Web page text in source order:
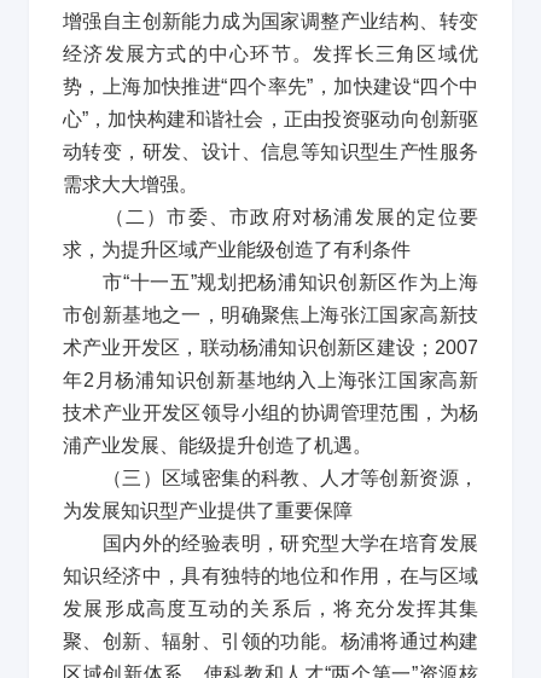
增强自主创新能力成为国家调整产业结构、转变
经济发展方式的中心环节。发挥长三角区域优
势，上海加快推进“ 四个率先” ，加快建设“四个中
心” ，加快构建和谐社会，正由投资驱动向创新驱
动转变，研发、设计、信息等知识型生产性服务
需求大大增强。
（二）市委、市政府对杨浦发展的定位要
求，为提升区域产业能级创造了有利条件
市“十一五”规划把杨浦知识创新区作为上海
市创新基地之一，明确聚焦上海张江国家高新技
术产业开发区，联动杨浦知识创新区建设； 2007
年2 月杨浦知识创新基地纳入上海张江国家高新
技术产业开发区领导小组的协调管理范围，为杨
浦产业发展、能级提升创造了机遇。
（三）区域密集的科教、人才等创新资源，
为发展知识型产业提供了重要保障
国内外的经验表明，研究型大学在培育发展
知识经济中，具有独特的地位和作用，在与区域
发展形成高度互动的关系后，将充分发挥其集
聚、创新、辐射、引领的功能。杨浦将通过构建
区域创新体系，使科教和人才“两个第一”资源核